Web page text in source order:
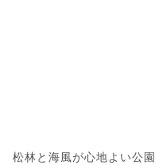
松林と海風が心地よい公園